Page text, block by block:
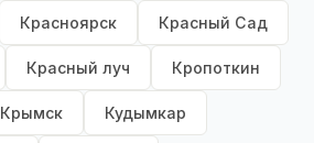
Красноярск Красный Сад
Красный луч Кропоткин
Крымск Кудымкар